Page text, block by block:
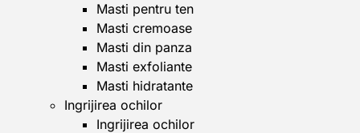
Masti pentru ten
Masti cremoase
Masti din panza
Masti exfoliante
Masti hidratante
Ingrijirea ochilor
Ingrijirea ochilor